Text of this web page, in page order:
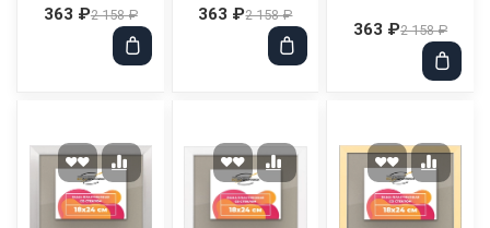
363 ₽2 158 ₽ 363 ₽2 158 ₽
363 ₽2 158 ₽